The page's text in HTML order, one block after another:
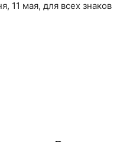
11 мая, для всех знаков